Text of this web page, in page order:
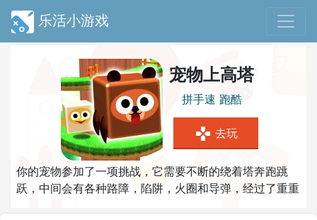
乐活小游戏
宠物上高塔
拼手速 跑酷
gamepad 去玩
你的宠物参加了一项挑战，它需要不断的绕着塔奔跑跳
跃，中间会有各种路障，陷阱，火圈和导弹，经过了重重